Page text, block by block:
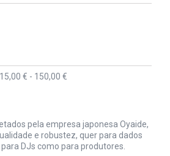
15,00 € - 150,00 €
pela empresa japonesa Oyaide,
e robustez, quer para dados
DJs como para produtores.